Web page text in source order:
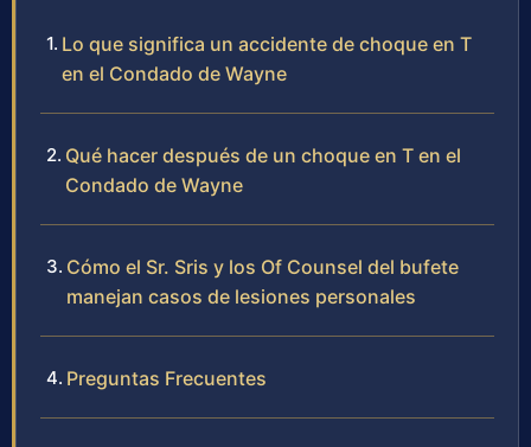
Lo que significa un accidente de choque en T
en el Condado de Wayne
Qué hacer después de un choque en T en el
Condado de Wayne
Cómo el Sr. Sris y los Of Counsel del bufete
manejan casos de lesiones personales
Preguntas Frecuentes